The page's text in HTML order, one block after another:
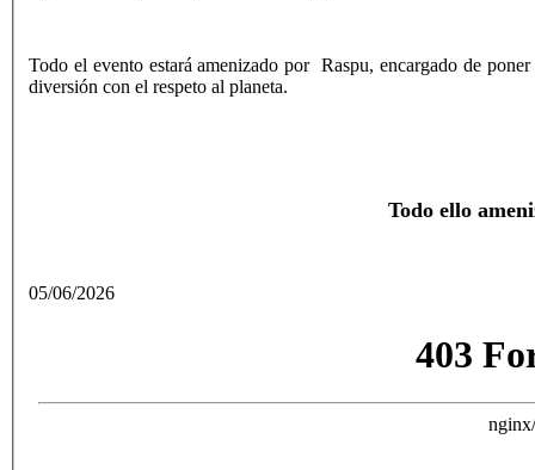
Todo el evento estará amenizado por Raspu, encargado de
diversión con el respeto al planeta.
Todo ello
05/06/2026